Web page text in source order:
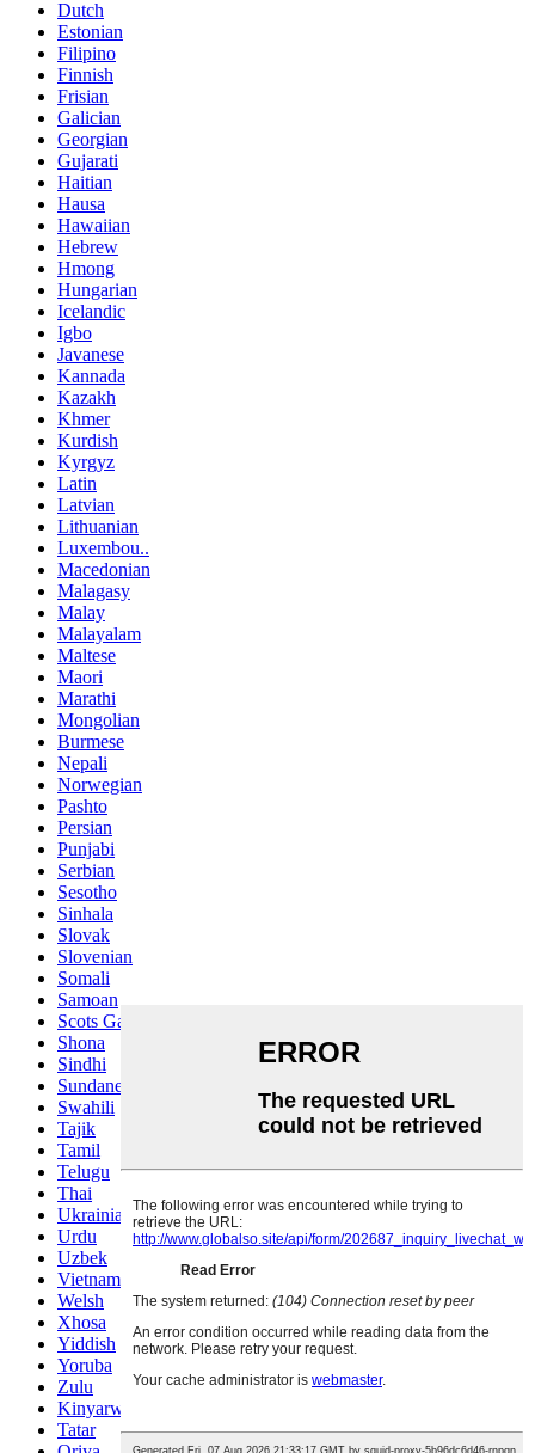
Dutch
Estonian
Filipino
Finnish
Frisian
Galician
Georgian
Gujarati
Haitian
Hausa
Hawaiian
Hebrew
Hmong
Hungarian
Icelandic
Igbo
Javanese
Kannada
Kazakh
Khmer
Kurdish
Kyrgyz
Latin
Latvian
Lithuanian
Luxembou..
Macedonian
Malagasy
Malay
Malayalam
Maltese
Maori
Marathi
Mongolian
Burmese
Nepali
Norwegian
Pashto
Persian
Punjabi
Serbian
Sesotho
Sinhala
Slovak
Slovenian
Somali
Samoan
Scots Gaelic
Shona
Sindhi
Sundanese
Swahili
Tajik
Tamil
Telugu
Thai
Ukrainian
Urdu
Uzbek
Vietnamese
Welsh
Xhosa
Yiddish
Yoruba
Zulu
Kinyarwanda
Tatar